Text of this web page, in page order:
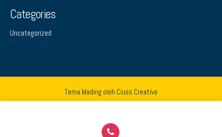
Categories
Uncategorized
Tema Mading oleh Ciuss Creative